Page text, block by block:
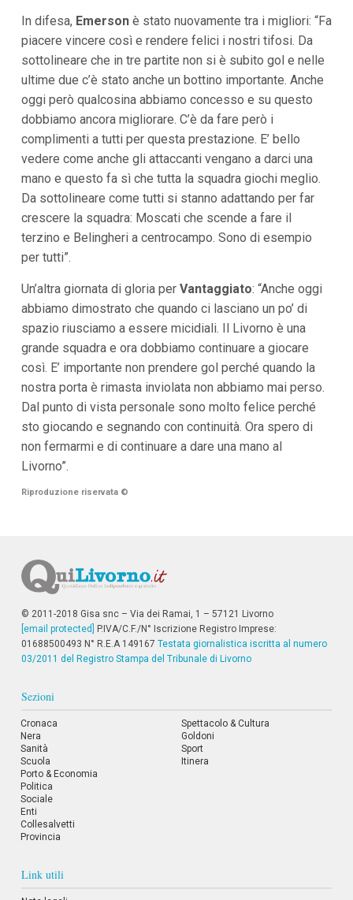
In difesa, Emersonè stato nuovamente tra i migliori: “Fa
piacere vincere così e rendere felici i nostri tifosi. Da
sottolineare che in tre partite non si è subito gol e nelle
ultime due c’è stato anche un bottino importante. Anche
oggi però qualcosina abbiamo concesso e su questo
dobbiamo ancora migliorare. C’è da fare però i
complimenti a tutti per questa prestazione. E’ bello
vedere come anche gli attaccanti vengano a darci una
mano e questo fa sì che tutta la squadra giochi meglio.
Da sottolineare come tutti si stanno adattando per far
crescere la squadra: Moscati che scende a fare il
terzino e Belingheri a centrocampo. Sono di esempio
per tutti”.
Un’altra giornata di gloria per Vantaggiato: “Anche oggi
abbiamo dimostrato che quando ci lasciano un po’ di
spazio riusciamo a essere micidiali. Il Livorno è una
grande squadra e ora dobbiamo continuare a giocare
così. E’ importante non prendere gol perché quando la
nostra porta è rimasta inviolata non abbiamo mai perso.
Dal punto di vista personale sono molto felice perché
sto giocando e segnando con continuità. Ora spero di
non fermarmi e di continuare a dare una mano al
Livorno”.
Riproduzione riservata ©
© 2011-2018 Gisa snc – Via dei Ramai, 1 – 57121 Livorno
[email protected]
P.IVA/C.F./N° Iscrizione Registro Imprese:
01688500493 N° R.E.A 149167 Testata giornalistica iscritta al numero
03/2011 del Registro Stampa del Tribunale di Livorno
Sezioni
Cronaca
Nera
Sanità
Scuola
Porto & Economia
Politica
Sociale
Enti
Collesalvetti
Provincia
Spettacolo & Cultura
Goldoni
Sport
Itinera
Link utili